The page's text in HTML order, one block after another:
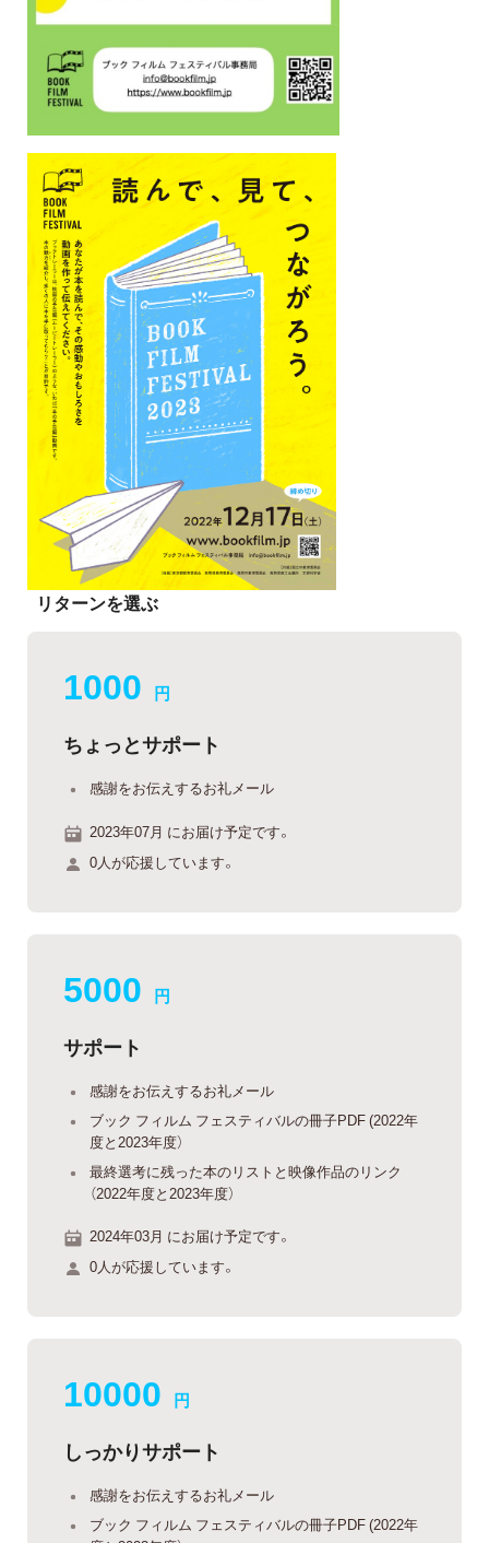
リターンを選ぶ
1000 円
ちょっとサポート
感謝をお伝えするお礼メール
2023年07月 にお届け予定です。
0人が応援しています。
5000 円
サポート
感謝をお伝えするお礼メール
ブック フィルム フェスティバルの冊子PDF (2022年
度と2023年度）
最終選考に残った本のリストと映像作品のリンク
（2022年度と2023年度）
2024年03月 にお届け予定です。
0人が応援しています。
10000 円
しっかりサポート
感謝をお伝えするお礼メール
ブック フィルム フェスティバルの冊子PDF (2022年